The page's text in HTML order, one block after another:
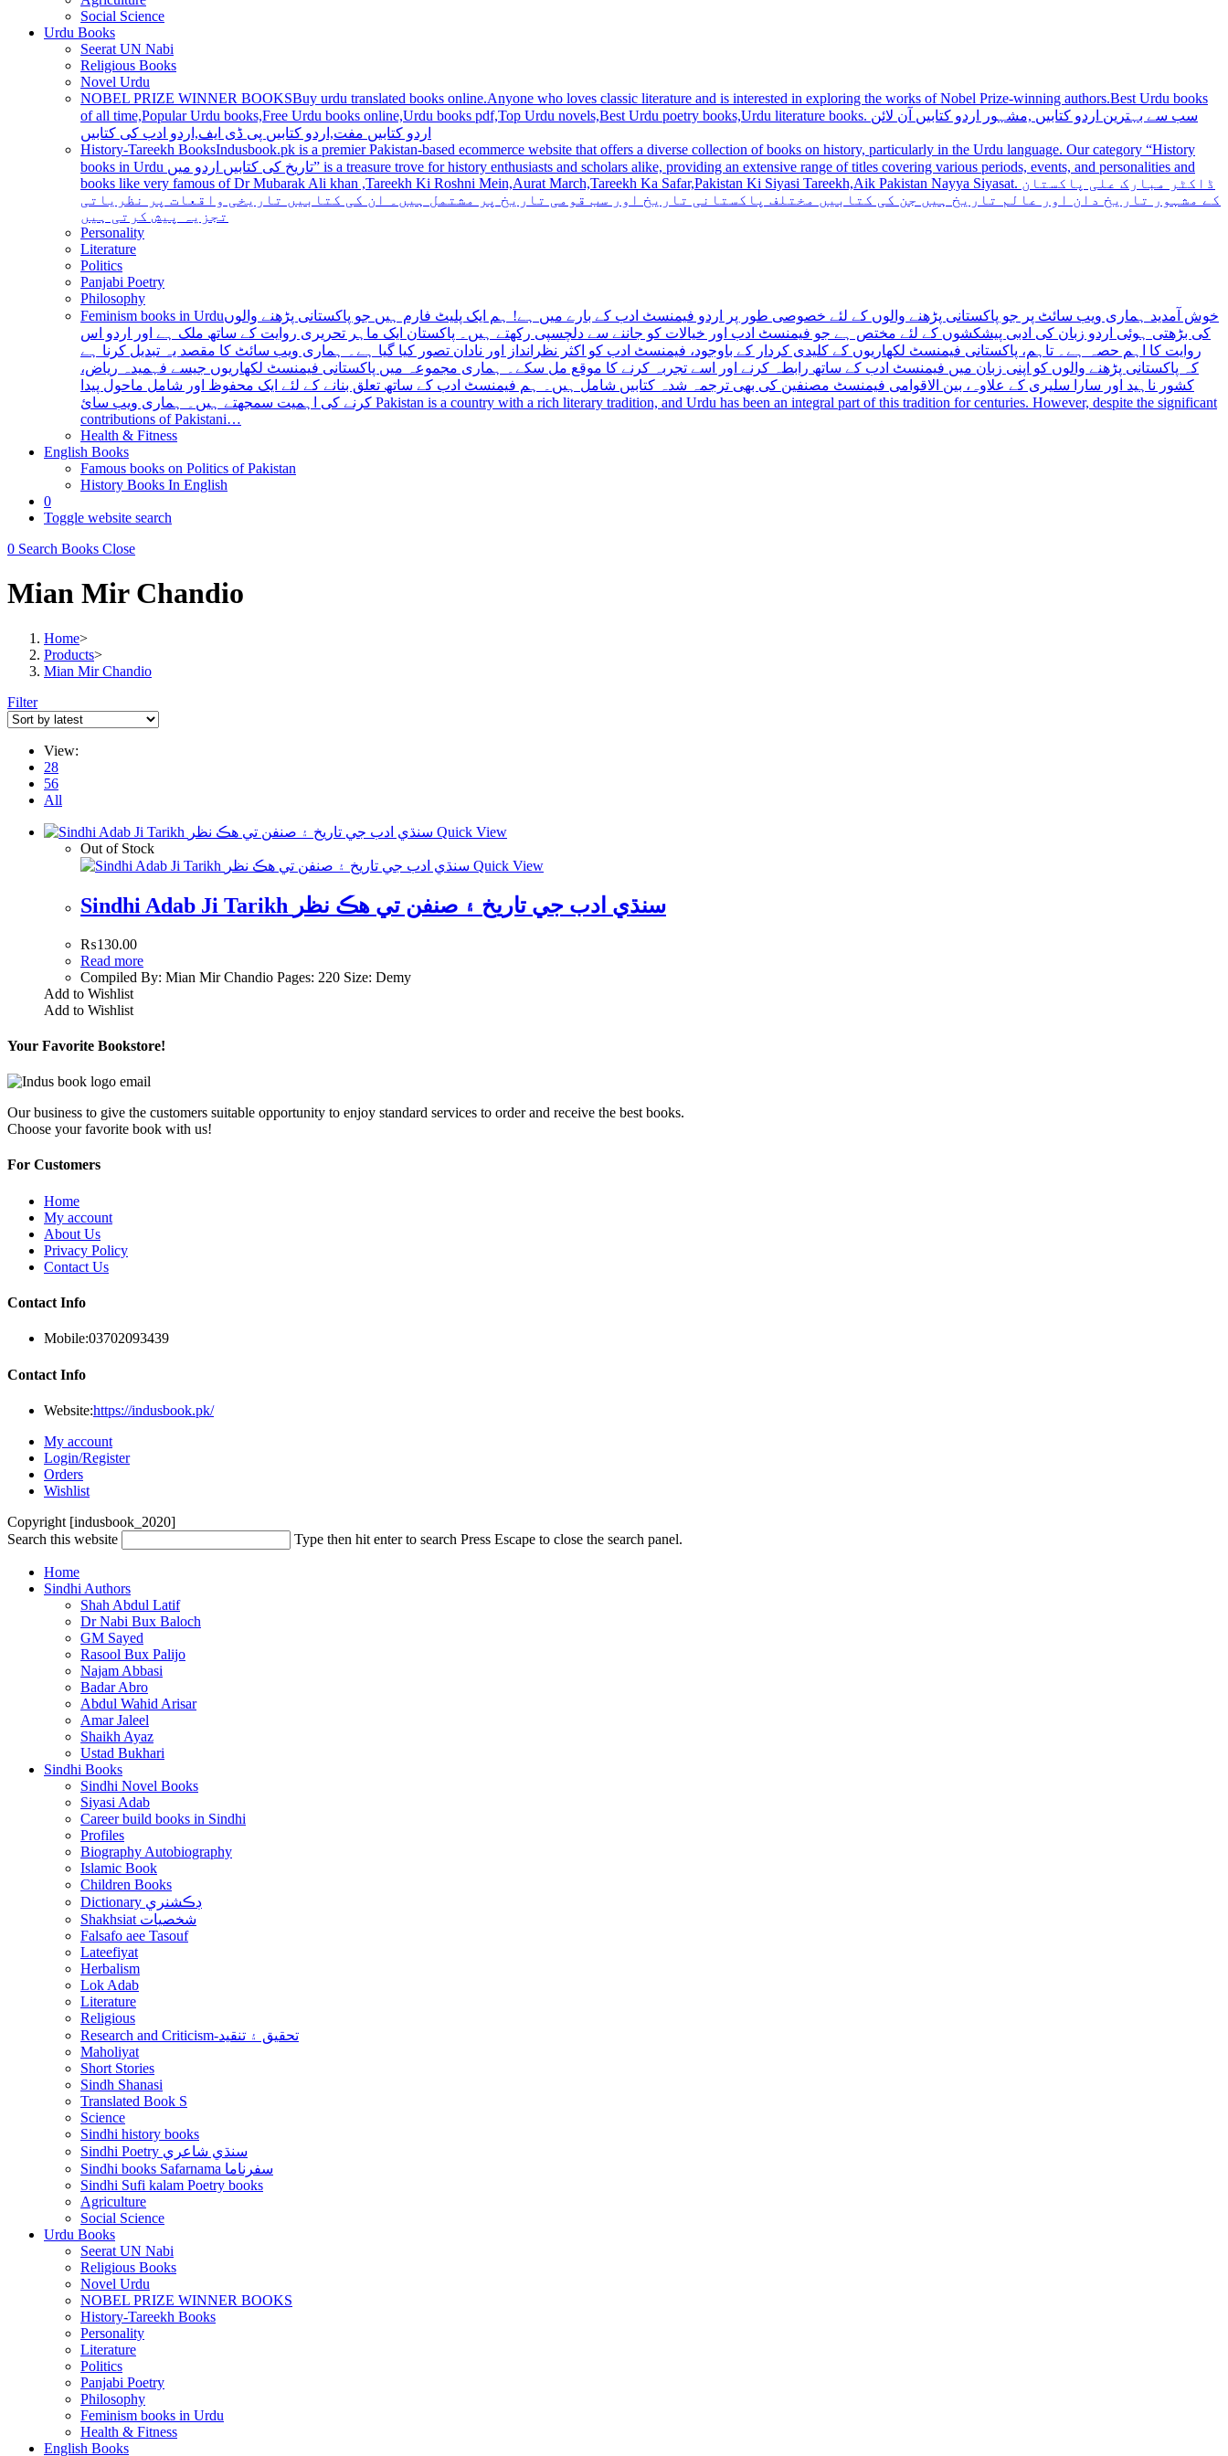
Social Science
Urdu Books
Seerat UN Nabi
Religious Books
Novel Urdu
NOBEL PRIZE WINNER BOOKSBuy urdu translated books online.Anyone who loves classic literature and is interested in exploring the works of Nobel Prize-winning authors.Best Urdu books
of all time,Popular Urdu books,Free Urdu books online,Urdu books pdf,Top Urdu novels,Best Urdu poetry books,Urdu literature books. سب سے بہترین اردو کتابیں ,مشہور اردو کتابیں آن لائن
اردو کتابیں مفت,اردو کتابیں پی ڈی ایف,اردو ادب کی کتابیں
History-Tareekh BooksIndusbook.pk is a premier Pakistan-based ecommerce website that offers a diverse collection of books on history, particularly in the Urdu language. Our category “History
books in Urdu تاریخ کی کتابیں اردو میں” is a treasure trove for history enthusiasts and scholars alike, providing an extensive range of titles covering various periods, events, and personalities and
books like very famous of Dr Mubarak Ali khan ,Tareekh Ki Roshni Mein,Aurat March,Tareekh Ka Safar,Pakistan Ki Siyasi Tareekh,Aik Pakistan Nayya Siyasat. ڈاکٹر مبارک علی پاکستان
کے مشہور تاریخ دان اور عالم تاریخ ہیں جن کی کتابیں مختلف پاکستانی تاریخ اور سب قومی تاریخ پر مشتمل ہیں۔ ان کی کتابیں تاریخی واقعات پر نظریاتی
تجزیہ پیش کرتی ہیں
Personality
Literature
Politics
Panjabi Poetry
Philosophy
Feminism books in Urduخوش آمدید ہماری ویب سائٹ پر جو پاکستانی پڑھنے والوں کے لئے خصوصی طور پر اردو فیمنسٹ ادب کے بارے میں ہے! ہم ایک پلیٹ فارم ہیں جو پاکستانی پڑھنے والوں
کی بڑھتی ہوئی اردو زبان کی ادبی پیشکشوں کے لئے مختص ہے جو فیمنسٹ ادب اور خیالات کو جاننے سے دلچسپی رکھتے ہیں۔ پاکستان ایک ماہر تحریری روایت کے ساتھ ملک ہے اور اردو اس
روایت کا اہم حصہ ہے۔ تاہم، پاکستانی فیمنسٹ لکھاریوں کے کلیدی کردار کے باوجود، فیمنسٹ ادب کو اکثر نظرانداز اور نادان تصور کیا گیا ہے۔ ہماری ویب سائٹ کا مقصد یہ تبدیل کرنا ہے
کہ پاکستانی پڑھنے والوں کو اپنی زبان میں فیمنسٹ ادب کے ساتھ رابطہ کرنے اور اسے تجربہ کرنے کا موقع مل سکے۔ ہماری مجموعہ میں پاکستانی فیمنسٹ لکھاریوں جیسے فہمیدہ ریاض،
کشور ناہید اور سارا سلیری کے علاوہ، بین الاقوامی فیمنسٹ مصنفین کی بھی ترجمہ شدہ کتابیں شامل ہیں۔ ہم فیمنسٹ ادب کے ساتھ تعلق بنانے کے لئے ایک محفوظ اور شامل ماحول پیدا
کرنے کی اہمیت سمجھتے ہیں۔ ہماری ویب سائ Pakistan is a country with a rich literary tradition, and Urdu has been an integral part of this tradition for centuries. However, despite the significant
contributions of Pakistani…
Health & Fitness
English Books
Famous books on Politics of Pakistan
History Books In English
0
Toggle website search
0 Search Books Close
Mian Mir Chandio
Home>
Products>
Mian Mir Chandio
Filter
View:
28
56
All
Quick View
Out of Stock
Quick View
Sindhi Adab Ji Tarikh سنڌي ادب جي تاريخ ۽ صنفن تي ھڪ نظر
₨130.00
Read more
Compiled By: Mian Mir Chandio Pages: 220 Size: Demy
Add to Wishlist
Add to Wishlist
Your Favorite Bookstore!
Our business to give the customers suitable opportunity to enjoy standard services to order and receive the best books.
Choose your favorite book with us!
For Customers
Home
My account
About Us
Privacy Policy
Contact Us
Contact Info
Mobile:03702093439
Contact Info
Website:https://indusbook.pk/
My account
Login/Register
Orders
Wishlist
Copyright [indusbook_2020]
Search this website
Type then hit enter to search Press Escape to close the search panel.
Home
Sindhi Authors
Shah Abdul Latif
Dr Nabi Bux Baloch
GM Sayed
Rasool Bux Palijo
Najam Abbasi
Badar Abro
Abdul Wahid Arisar
Amar Jaleel
Shaikh Ayaz
Ustad Bukhari
Sindhi Books
Sindhi Novel Books
Siyasi Adab
Career build books in Sindhi
Profiles
Biography Autobiography
Islamic Book
Children Books
Dictionary ڊڪشنري
Shakhsiat شخصيات
Falsafo aee Tasouf
Lateefiyat
Herbalism
Lok Adab
Literature
Religious
Research and Criticism-تحقيق ۽ تنقيد
Maholiyat
Short Stories
Sindh Shanasi
Translated Book S
Science
Sindhi history books
Sindhi Poetry سنڌي شاعري
Sindhi books Safarnama سفرناما
Sindhi Sufi kalam Poetry books
Agriculture
Social Science
Urdu Books
Seerat UN Nabi
Religious Books
Novel Urdu
NOBEL PRIZE WINNER BOOKS
History-Tareekh Books
Personality
Literature
Politics
Panjabi Poetry
Philosophy
Feminism books in Urdu
Health & Fitness
English Books